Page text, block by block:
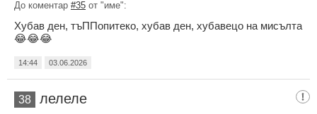
До коментар #35 от "име":
Хубав ден, тъППопитеко, хубав ден, хубавецо на мисълта
😂😂😂
14:44 03.06.2026
38 лелеле